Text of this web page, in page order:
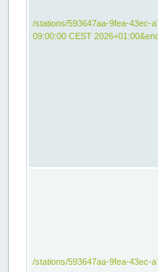
/stations/593647aa-9fea-43ec-
09:00:00 CEST
/stations/593647aa-9fea-43ec-